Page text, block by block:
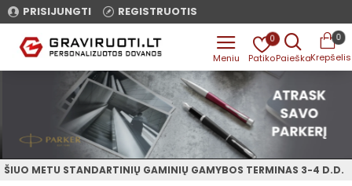
PRISIJUNGTI REGISTRUOTIS
0 0
ŠIUO METU STANDARTINIŲ GAMINIŲ GAMYBOS TERMINAS 3-4 D.D.